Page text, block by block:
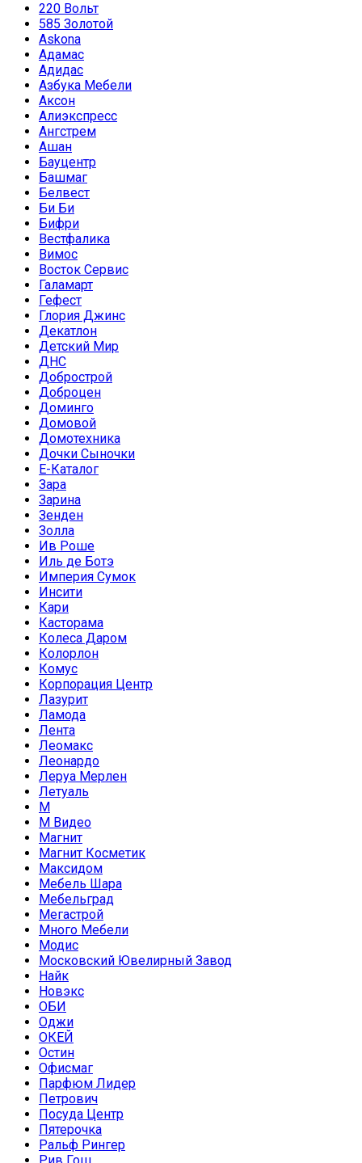
220 Вольт
585 Золотой
Askona
Адамас
Адидас
Азбука Мебели
Аксон
Алиэкспресс
Ангстрем
Ашан
Бауцентр
Башмаг
Белвест
Би Би
Бифри
Вестфалика
Вимос
Восток Сервис
Галамарт
Гефест
Глория Джинс
Декатлон
Детский Мир
ДНС
Добрострой
Доброцен
Доминго
Домовой
Домотехника
Дочки Сыночки
Е-Каталог
Зара
Зарина
Зенден
Золла
Ив Роше
Иль де Ботэ
Империя Сумок
Инсити
Кари
Касторама
Колеса Даром
Колорлон
Комус
Корпорация Центр
Лазурит
Ламода
Лента
Леомакс
Леонардо
Леруа Мерлен
Летуаль
М
М Видео
Магнит
Магнит Косметик
Максидом
Мебель Шара
Мебельград
Мегастрой
Много Мебели
Модис
Московский Ювелирный Завод
Найк
Новэкс
ОБИ
Оджи
ОКЕЙ
Остин
Офисмаг
Парфюм Лидер
Петрович
Посуда Центр
Пятерочка
Ральф Рингер